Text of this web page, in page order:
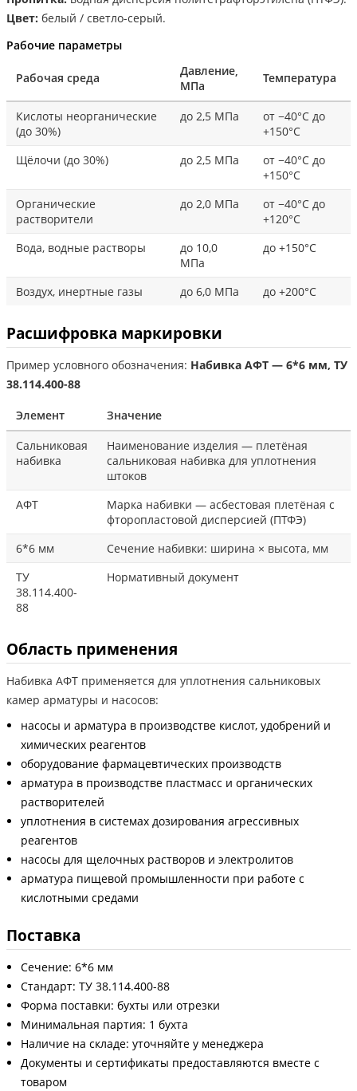
Цвет: белый / светло-серый.
Рабочие параметры
Рабочая среда
Давление,
МПа
Температура
Кислоты неорганические
(до 30%)
до 2,5 МПа
от −40°С до
+150°С
Щёлочи (до 30%)
до 2,5 МПа
от −40°С до
+150°С
Органические
растворители
до 2,0 МПа
от −40°С до
+120°С
Вода, водные растворы
до 10,0
МПа
до +150°С
Воздух, инертные газы до 6,0 МПа до +200°С
Расшифровка маркировки
Пример условного обозначения: Набивка АФТ — 6*6 мм, ТУ
38.114.400-88
Элемент
Значение
Сальниковая
набивка
Наименование изделия — плетёная
сальниковая набивка для уплотнения
штоков
АФТ
Марка набивки — асбестовая плетёная с
фторопластовой дисперсией (ПТФЭ)
6*6 мм
Сечение набивки: ширина × высота, мм
ТУ
38.114.400-
88
Нормативный документ
Область применения
Набивка АФТ применяется для уплотнения сальниковых
камер арматуры и насосов:
насосы и арматура в производстве кислот, удобрений и
химических реагентов
оборудование фармацевтических производств
арматура в производстве пластмасс и органических
растворителей
уплотнения в системах дозирования агрессивных
реагентов
насосы для щелочных растворов и электролитов
арматура пищевой промышленности при работе с
кислотными средами
Поставка
Сечение: 6*6 мм
Стандарт: ТУ 38.114.400-88
Форма поставки: бухты или отрезки
Минимальная партия: 1 бухта
Наличие на складе: уточняйте у менеджера
Документы и сертификаты предоставляются вместе с
товаром